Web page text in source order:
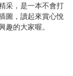
采，是一本不會打
圖，讀起來賞心悅
趣的大家喔。